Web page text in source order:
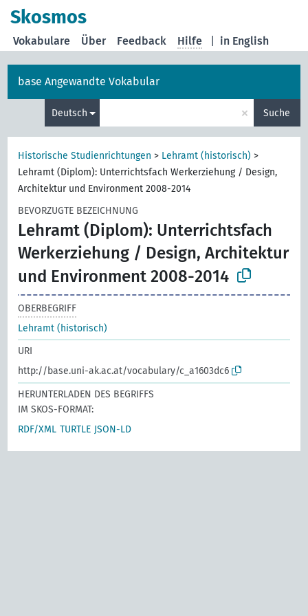
Skosmos
in English
Vokabulare Über Feedback Hilfe
base Angewandte Vokabular
Deutsch × Suche
Historische Studienrichtungen > Lehramt (historisch) >
Lehramt (Diplom): Unterrichtsfach Werkerziehung / Design,
Architektur und Environment 2008-2014
BEVORZUGTE BEZEICHNUNG
Lehramt (Diplom): Unterrichtsfach
Werkerziehung / Design, Architektur
und Environment 2008-2014
OBERBEGRIFF
Lehramt (historisch)
URI
http://base.uni-ak.ac.at/vocabulary/c_a1603dc6
HERUNTERLADEN DES BEGRIFFS
IM SKOS-FORMAT:
RDF/XML TURTLE JSON-LD